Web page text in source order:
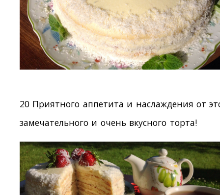
20 Приятного аппетита и наслаждения от
замечательного и очень вкусного торта!